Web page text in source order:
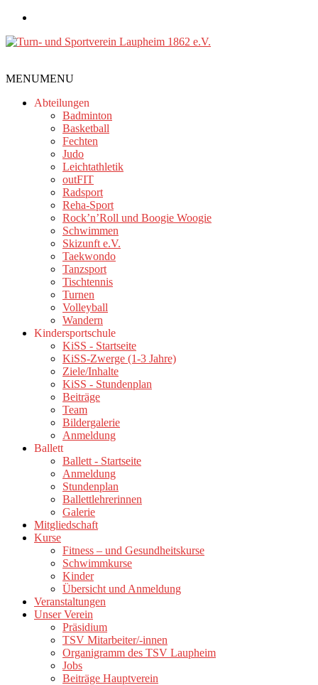
Zum
springen
und
Sportverein
Laupheim
MENUMENU
Abteilungen
Badminton
Basketball
Fechten
Judo
Leichtathletik
outFIT
Radsport
Reha-Sport
Rock’n’Roll und Boogie Woogie
Schwimmen
Skizunft e.V.
Taekwondo
Tanzsport
Tischtennis
Turnen
Volleyball
Wandern
Kindersportschule
KiSS - Startseite
KiSS-Zwerge (1-3 Jahre)
Ziele/Inhalte
KiSS - Stundenplan
Beiträge
Team
Bildergalerie
Anmeldung
Ballett
Ballett - Startseite
Anmeldung
Stundenplan
Ballettlehrerinnen
Galerie
Mitgliedschaft
Kurse
Fitness – und Gesundheitskurse
Schwimmkurse
Kinder
Übersicht und Anmeldung
Veranstaltungen
Unser Verein
Präsidium
TSV Mitarbeiter/-innen
Organigramm des TSV Laupheim
Jobs
Beiträge Hauptverein